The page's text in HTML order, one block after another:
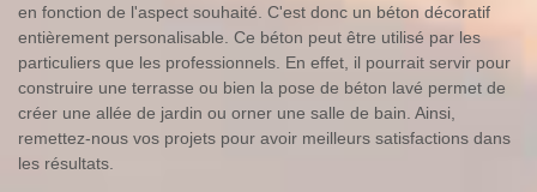
en fonction de l'aspect souhaité. C'est donc un béton décoratif
entièrement personalisable. Ce béton peut être utilisé par les
particuliers que les professionnels. En effet, il pourrait servir pour
construire une terrasse ou bien la pose de béton lavé permet de
créer une allée de jardin ou orner une salle de bain. Ainsi,
remettez-nous vos projets pour avoir meilleurs satisfactions dans
les résultats.